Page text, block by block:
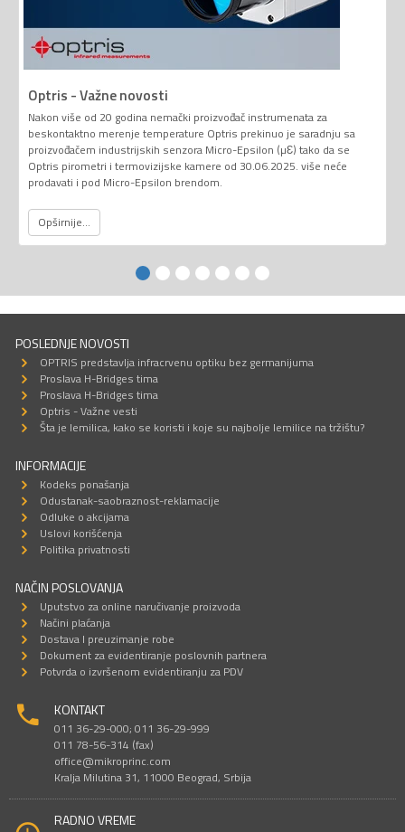
Optris - Važne novosti
Nakon više od 20 godina nemački proizvođač instrumenata za
beskontaktno merenje temperature Optris prekinuo je saradnju sa
proizvođačem industrijskih senzora Micro-Epsilon (µƐ) tako da se
Optris pirometri i termovizijske kamere od 30.06.2025. više neće
prodavati i pod Micro-Epsilon brendom.
Opširnije...
POSLEDNJE NOVOSTI
OPTRIS predstavlja infracrvenu optiku bez germanijuma
Proslava H-Bridges tima
Proslava H-Bridges tima
Optris - Važne vesti
Šta je lemilica, kako se koristi i koje su najbolje lemilice na tržištu?
INFORMACIJE
Kodeks ponašanja
Odustanak-saobraznost-reklamacije
Odluke o akcijama
Uslovi korišćenja
Politika privatnosti
NAČIN POSLOVANJA
Uputstvo za online naručivanje proizvoda
Načini plaćanja
Dostava I preuzimanje robe
Dokument za evidentiranje poslovnih partnera
Potvrda o izvršenom evidentiranju za PDV
KONTAKT
011 36-29-000; 011 36-29-999
011 78-56-314 (fax)
office@mikroprinc.com
Kralja Milutina 31, 11000 Beograd, Srbija
RADNO VREME